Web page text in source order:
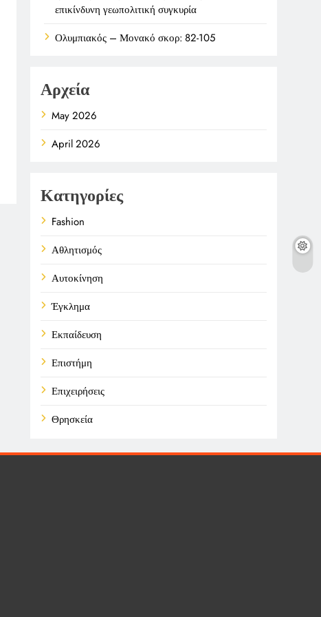
επικίνδυνη γεωπολιτική συγκυρία
Ολυμπιακός – Μονακό σκορ: 82-105
Αρχεία
May 2026
April 2026
Κατηγορίες
Fashion
Αθλητισμός
Αυτοκίνηση
Έγκλημα
Εκπαίδευση
Επιστήμη
Επιχειρήσεις
Θρησκεία